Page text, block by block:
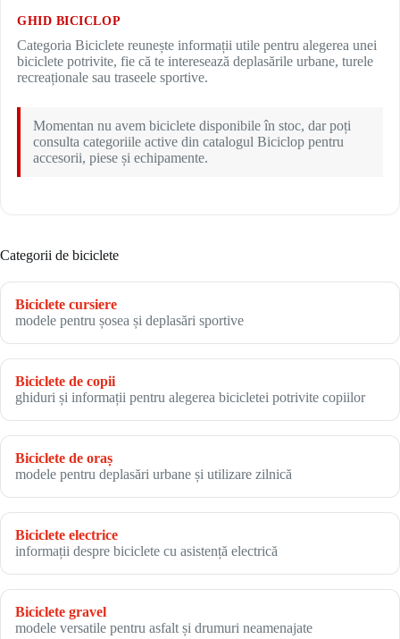
GHID BICICLOP
Categoria Biciclete reunește informații utile pentru alegerea unei
biciclete potrivite, fie că te interesează deplasările urbane, turele
recreaționale sau traseele sportive.
Momentan nu avem biciclete disponibile în stoc, dar poți
consulta categoriile active din catalogul Biciclop pentru
accesorii, piese și echipamente.
Categorii de biciclete
Biciclete cursiere
modele pentru șosea și deplasări sportive
Biciclete de copii
ghiduri și informații pentru alegerea bicicletei potrivite copiilor
Biciclete de oraș
modele pentru deplasări urbane și utilizare zilnică
Biciclete electrice
informații despre biciclete cu asistență electrică
Biciclete gravel
modele versatile pentru asfalt și drumuri neamenajate